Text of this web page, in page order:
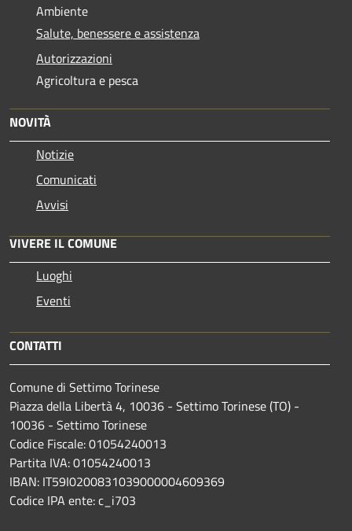
Ambiente
Salute, benessere e assistenza
Autorizzazioni
Agricoltura e pesca
NOVITÀ
Notizie
Comunicati
Avvisi
VIVERE IL COMUNE
Luoghi
Eventi
CONTATTI
Comune di Settimo Torinese
Piazza della Libertà 4, 10036 - Settimo Torinese (TO) -
10036 - Settimo Torinese
Codice Fiscale: 01054240013
Partita IVA: 01054240013
IBAN: IT59I0200831039000004609369
Codice IPA ente: c_i703